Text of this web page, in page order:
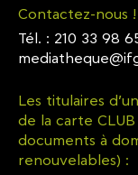
Contactez-nous !
Tél. : 210 33 98
Les titulaires
de la carte
documents à
renouvelables) :